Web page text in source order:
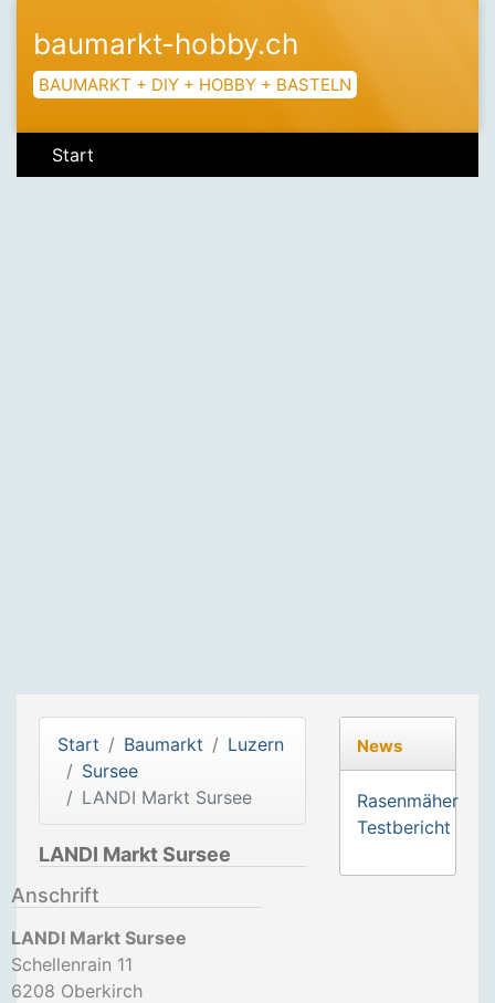
baumarkt-hobby.ch
BAUMARKT + DIY + HOBBY + BASTELN
Start
Start Baumarkt
Luzern
Sursee
LANDI Markt Sursee
LANDI Markt Sursee
Anschrift
LANDI Markt Sursee
Schellenrain 11
6208 Oberkirch
News
Rasenmäher
Testbericht